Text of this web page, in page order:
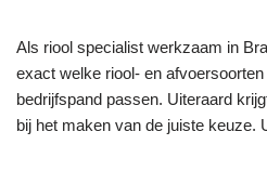
Als riool specialist werkzaam in
exact welke riool- en
bedrijfspand passen. Uiteraard
bij het maken van de juiste keuze.